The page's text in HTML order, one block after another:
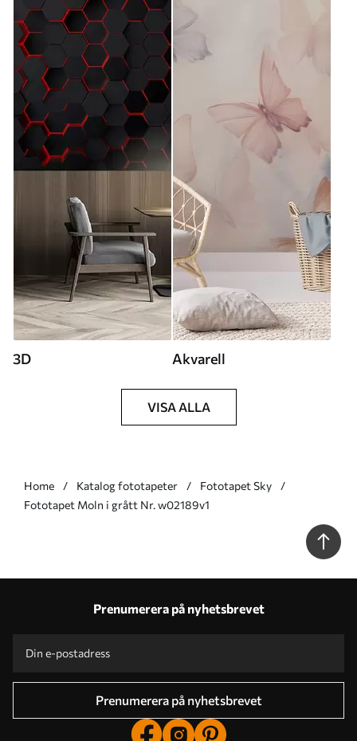
3D Akvarell
VISA ALLA
Home Katalog fototapeter
Fototapet Sky
Fototapet Moln i grått Nr. w02189v1
Prenumerera på nyhetsbrevet
Prenumerera på nyhetsbrevet